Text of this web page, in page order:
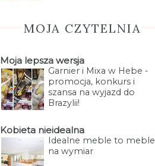
MOJA CZYTELNIA
Moja lepsza wersja
Garnier i Mixa w Hebe -
promocja, konkurs i
szansa na wyjazd do
Brazylii!
Kobieta nieidealna
Idealne meble to meble
na wymiar